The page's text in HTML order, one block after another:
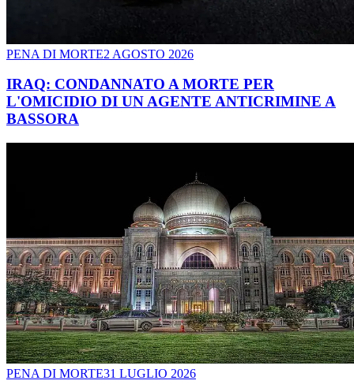
PENA DI MORTE2 AGOSTO 2026
IRAQ: CONDANNATO A MORTE PER
L'OMICIDIO DI UN AGENTE ANTICRIMINE A
BASSORA
PENA DI MORTE31 LUGLIO 2026